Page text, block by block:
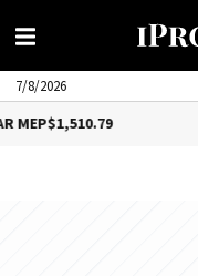
7/8/2026